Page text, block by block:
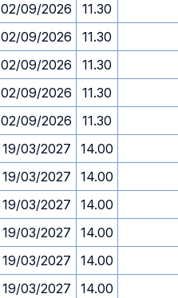
02/09/2026 11.30
02/09/2026 11.30
02/09/2026 11.30
02/09/2026 11.30
02/09/2026 11.30
19/03/2027 14.00
19/03/2027 14.00
19/03/2027 14.00
19/03/2027 14.00
19/03/2027 14.00
19/03/2027 14.00